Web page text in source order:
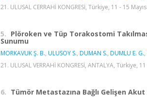
21. ULUSAL CERRAHİ KONGRESİ, Türkiye, 11 - 15
5. Plöroken ve Tüp Torakostomi
Sunumu
MORKAVUK Ş. B., ULUSOY S., DUMAN S., DUMLU E. G.,
21. ULUSAL VERRAHİ KONGRESİ, ANTALYA, Türkiye,
6. Tümör Metastazına Bağlı Gelişen